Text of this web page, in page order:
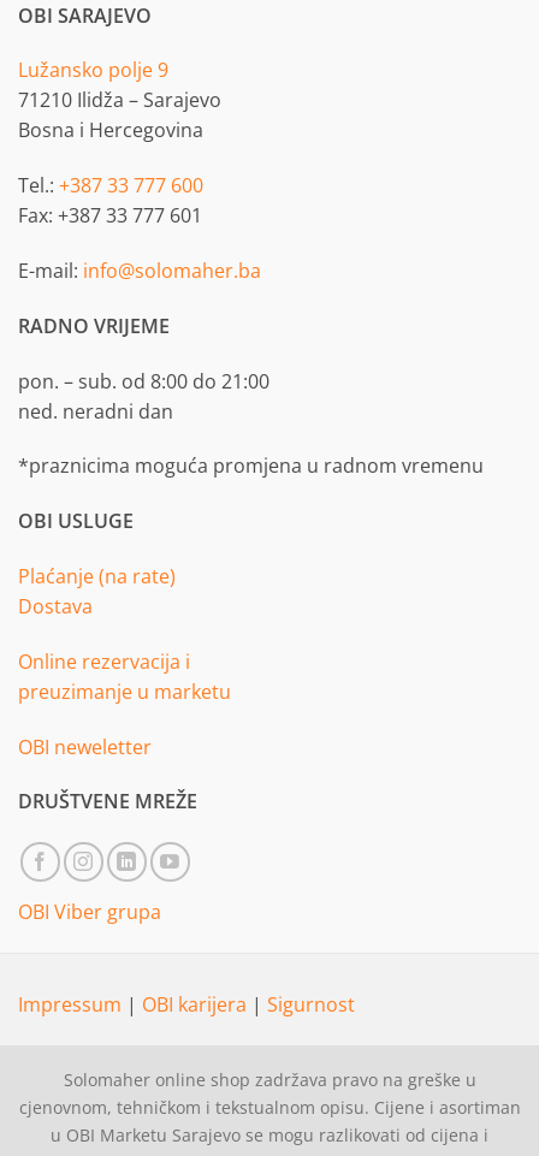
OBI SARAJEVO
Lužansko polje 9
71210 Ilidža – Sarajevo
Bosna i Hercegovina
Tel.: +387 33 777 600
Fax: +387 33 777 601
E-mail: info@solomaher.ba
RADNO VRIJEME
pon. – sub. od 8:00 do 21:00
ned. neradni dan
*praznicima moguća promjena u radnom vremenu
OBI USLUGE
Plaćanje (na rate)
Dostava
Online rezervacija i
preuzimanje u marketu
OBI neweletter
DRUŠTVENE MREŽE
OBI Viber grupa
Impressum | OBI karijera | Sigurnost
Solomaher online shop zadržava pravo na greške u
cjenovnom, tehničkom i tekstualnom opisu. Cijene i asortiman
u OBI Marketu Sarajevo se mogu razlikovati od cijena i